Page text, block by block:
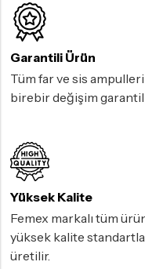
Garantili Ürün
Tüm far ve sis ampulleri
birebir değişim
Yüksek Kalite
Femex markalı tüm
yüksek kalite
üretilir.